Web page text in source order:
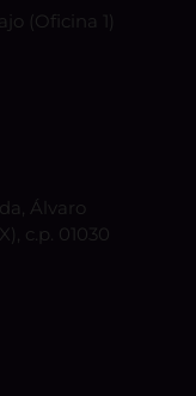
(Oficina 1)
Álvaro
c.p. 01030